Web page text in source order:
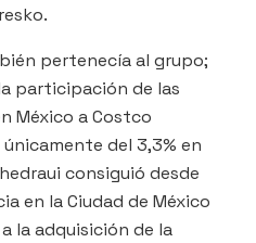
pertenecía al grupo;
participación de las
México a Costco
del 3,3% en
consiguió desde
en la Ciudad de México
la adquisición de la